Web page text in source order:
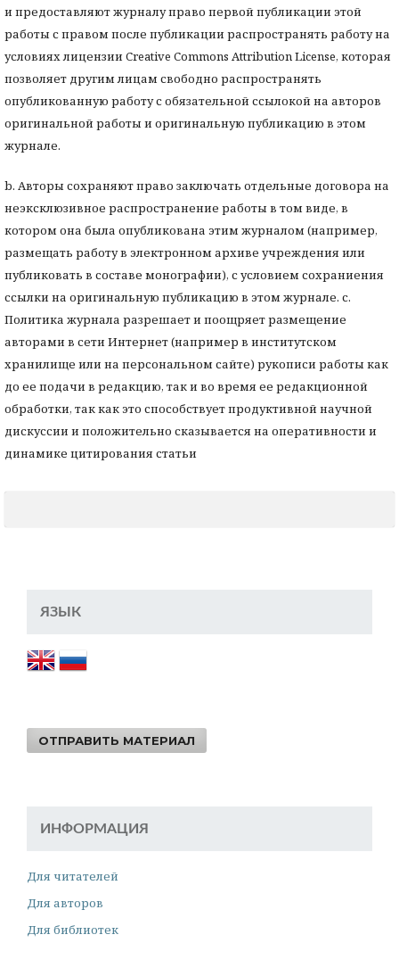
и предоставляют журналу право первой публикации этой
работы с правом после публикации распространять работу на
условиях лицензии Creative Commons Attribution License, которая
позволяет другим лицам свободно распространять
опубликованную работу с обязательной ссылокой на авторов
оригинальной работы и оригинальную публикацию в этом
журнале.
b. Авторы сохраняют право заключать отдельные договора на
неэксклюзивное распространение работы в том виде, в
котором она была опубликована этим журналом (например,
размещать работу в электронном архиве учреждения или
публиковать в составе монографии), с условием сохраниения
ссылки на оригинальную публикацию в этом журнале. с.
Политика журнала разрешает и поощряет размещение
авторами в сети Интернет (например в институтском
хранилище или на персональном сайте) рукописи работы как
до ее подачи в редакцию, так и во время ее редакционной
обработки, так как это способствует продуктивной научной
дискуссии и положительно сказывается на оперативности и
динамике цитирования статьи
ЯЗЫК
ОТПРАВИТЬ МАТЕРИАЛ
ИНФОРМАЦИЯ
Для читателей
Для авторов
Для библиотек